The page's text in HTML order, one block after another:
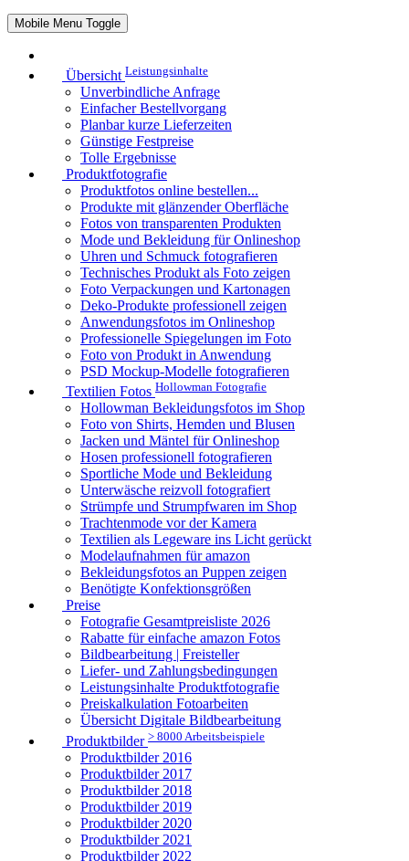
Mobile Menu Toggle
Übersicht Leistungsinhalte
Unverbindliche Anfrage
Einfacher Bestellvorgang
Planbar kurze Lieferzeiten
Günstige Festpreise
Tolle Ergebnisse
Produktfotografie
Produktfotos online bestellen...
Produkte mit glänzender Oberfläche
Fotos von transparenten Produkten
Mode und Bekleidung für Onlineshop
Uhren und Schmuck fotografieren
Technisches Produkt als Foto zeigen
Foto Verpackungen und Kartonagen
Deko-Produkte professionell zeigen
Anwendungsfotos im Onlineshop
Professionelle Spiegelungen im Foto
Foto von Produkt in Anwendung
PSD Mockup-Modelle fotografieren
Textilien Fotos Hollowman Fotografie
Hollowman Bekleidungsfotos im Shop
Foto von Shirts, Hemden und Blusen
Jacken und Mäntel für Onlineshop
Hosen professionell fotografieren
Sportliche Mode und Bekleidung
Unterwäsche reizvoll fotografiert
Strümpfe und Strumpfwaren im Shop
Trachtenmode vor der Kamera
Textilien als Legeware ins Licht gerückt
Modelaufnahmen für amazon
Bekleidungsfotos an Puppen zeigen
Benötigte Konfektionsgrößen
Preise
Fotografie Gesamtpreisliste 2026
Rabatte für einfache amazon Fotos
Bildbearbeitung | Freisteller
Liefer- und Zahlungsbedingungen
Leistungsinhalte Produktfotografie
Preiskalkulation Fotoarbeiten
Übersicht Digitale Bildbearbeitung
Produktbilder > 8000 Arbeitsbeispiele
Produktbilder 2016
Produktbilder 2017
Produktbilder 2018
Produktbilder 2019
Produktbilder 2020
Produktbilder 2021
Produktbilder 2022